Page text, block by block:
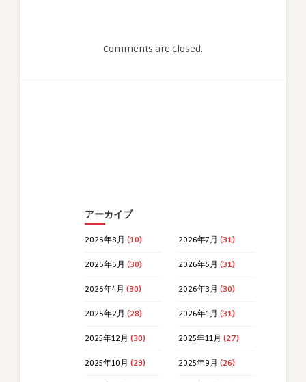
Comments are closed.
アーカイブ
2026年8月 (10) 2026年7月 (31)
2026年6月 (30) 2026年5月 (31)
2026年4月 (30) 2026年3月 (30)
2026年2月 (28) 2026年1月 (31)
2025年12月 (30) 2025年11月 (27)
2025年10月 (29) 2025年9月 (26)